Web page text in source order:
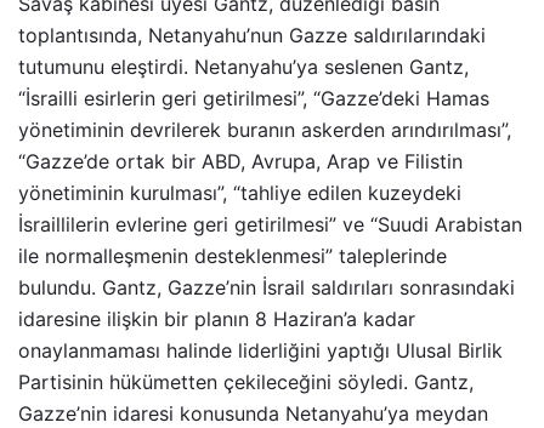
toplantısında, Netanyahu’nun Gazze saldırılarındaki
tutumunu eleştirdi. Netanyahu’ya seslenen Gantz,
“İsrailli esirlerin geri getirilmesi”, “Gazze’deki Hamas
yönetiminin devrilerek buranın askerden arındırılması”,
“Gazze’de ortak bir ABD, Avrupa, Arap ve Filistin
yönetiminin kurulması”, “tahliye edilen kuzeydeki
İsraillilerin evlerine geri getirilmesi” ve “Suudi Arabistan
ile normalleşmenin desteklenmesi” taleplerinde
bulundu. Gantz, Gazze’nin İsrail saldırıları sonrasındaki
idaresine ilişkin bir planın 8 Haziran’a kadar
onaylanmaması halinde liderliğini yaptığı Ulusal Birlik
Partisinin hükümetten çekileceğini söyledi. Gantz,
Gazze’nin idaresi konusunda Netanyahu’ya meydan